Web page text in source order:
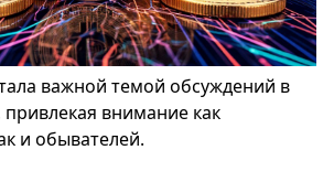
важной темой обсуждений в
внимание как
и обывателей.